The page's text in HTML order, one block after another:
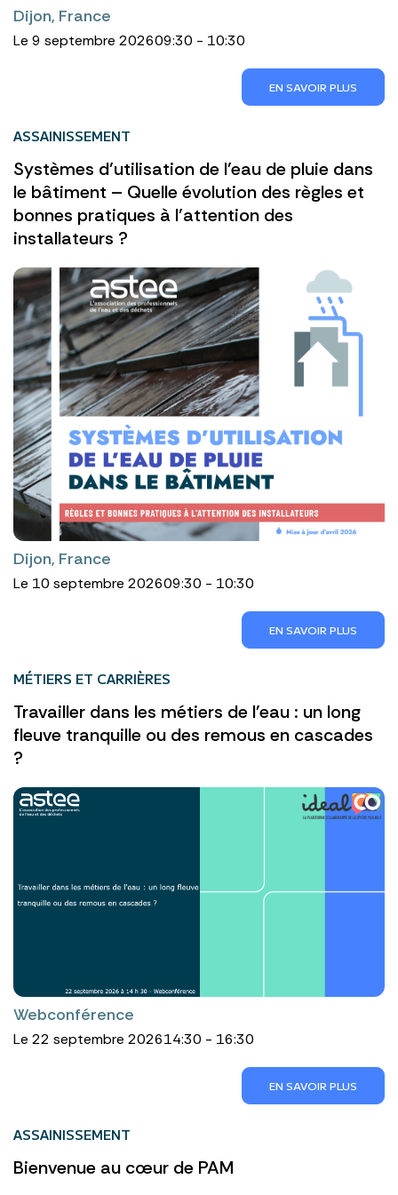
Dijon, France
Le 9 septembre 202609:30 - 10:30
EN SAVOIR PLUS
ASSAINISSEMENT
Systèmes d’utilisation de l’eau de pluie dans
le bâtiment – Quelle évolution des règles et
bonnes pratiques à l’attention des
installateurs ?
Dijon, France
Le 10 septembre 202609:30 - 10:30
EN SAVOIR PLUS
MÉTIERS ET CARRIÈRES
Travailler dans les métiers de l'eau : un long
fleuve tranquille ou des remous en cascades
?
Webconférence
Le 22 septembre 202614:30 - 16:30
EN SAVOIR PLUS
ASSAINISSEMENT
Bienvenue au cœur de PAM